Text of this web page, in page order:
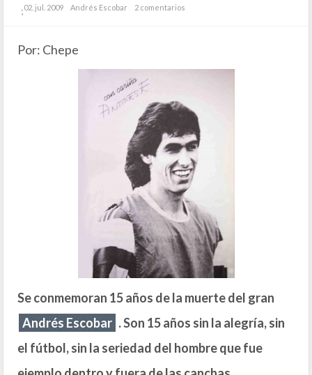
;02. jul. 2009 Andrés Escobar 2 comentarios
Por: Chepe
Se conmemoran 15 años de la muerte del gran
Andrés Escobar . Son 15 años sin la alegría, sin
el fútbol, sin la seriedad del hombre que fue